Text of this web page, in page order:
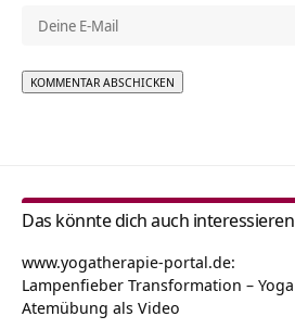
Das könnte dich auch interessieren
www.yogatherapie-portal.de:
Lampenfieber Transformation – Yoga
Atemübung als Video